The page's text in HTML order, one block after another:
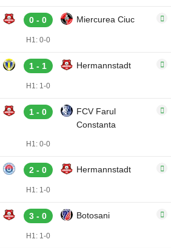
0 - 0 Miercurea Ciuc
H1: 0-0
1 - 1 Hermannstadt
H1: 1-0
1 - 0
FCV Farul
Constanta
H1: 0-0
2 - 0 Hermannstadt
H1: 1-0
3 - 0 Botosani
H1: 1-0